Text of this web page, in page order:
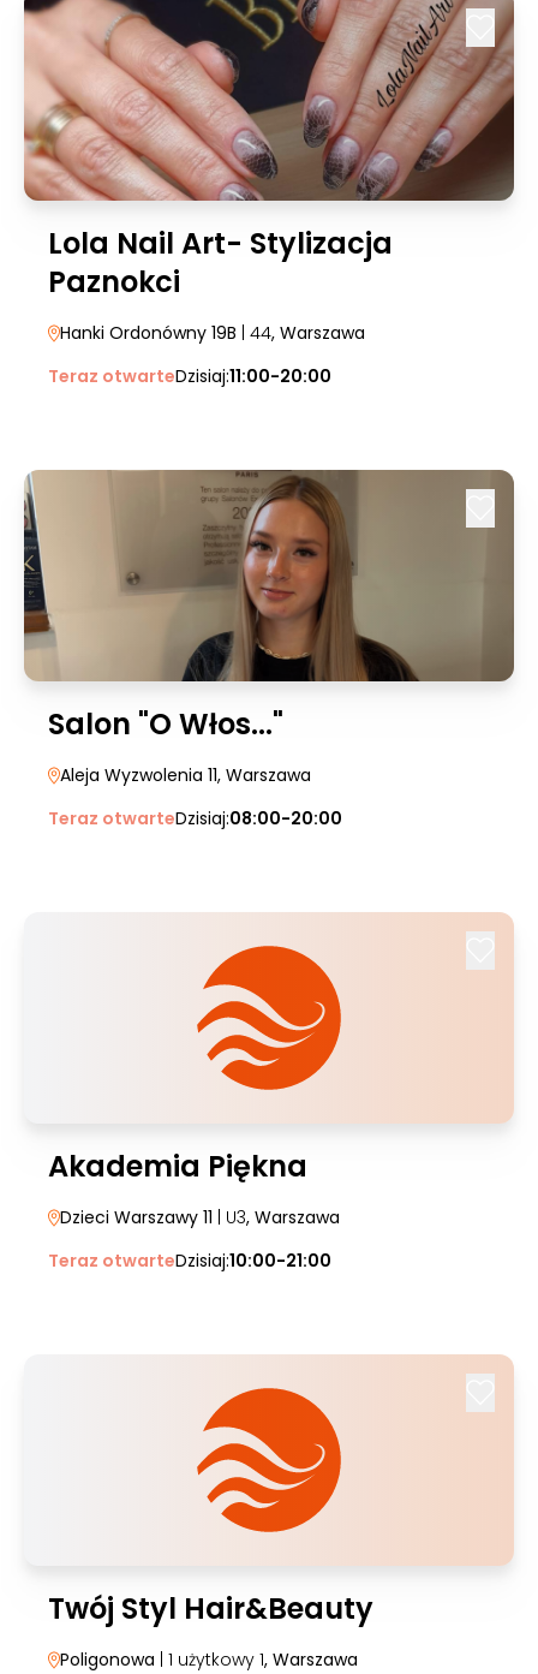
Lola Nail Art- Stylizacja
Paznokci
Hanki Ordonówny 19B | 44, Warszawa
Teraz otwarteDzisiaj:11:00-20:00
Salon "O Włos..."
Aleja Wyzwolenia 11, Warszawa
Teraz otwarteDzisiaj:08:00-20:00
Akademia Piękna
Dzieci Warszawy 11 | U3, Warszawa
Teraz otwarteDzisiaj:10:00-21:00
Twój Styl Hair&Beauty
Poligonowa | 1 użytkowy 1, Warszawa